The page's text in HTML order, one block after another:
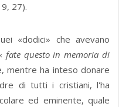
27).
«dodici» che avevano
fate questo in memoria di
mentre ha inteso donare
di tutti i cristiani, l'ha
ed eminente, quale